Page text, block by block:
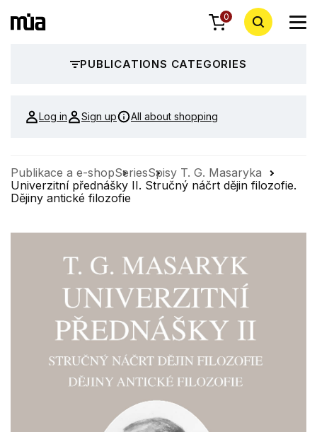
0
PUBLICATIONS CATEGORIES
Log in Sign up All about shopping
Publikace a e-shopSeriesSpisy T. G. Masaryka
Univerzitní přednášky II. Stručný náčrt dějin filozofie.
Dějiny antické filozofie